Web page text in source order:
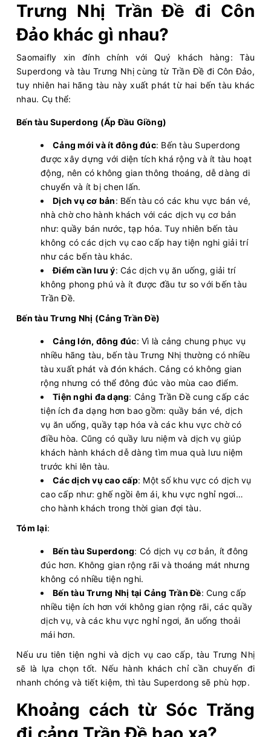
Trưng Nhị Trần Đề đi Côn
Đảo khác gì nhau?
Saomaifly xin đính chính với Quý khách hàng: Tàu
Superdong và tàu Trưng Nhị cùng từ Trần Đề đi Côn Đảo,
tuy nhiên hai hãng tàu này xuất phát từ hai bến tàu khác
nhau. Cụ thể:
Bến tàu Superdong (Ấp Đầu Giồng)
Cảng mới và ít đông đúc: Bến tàu Superdong
được xây dựng với diện tích khá rộng và ít tàu hoạt
động, nên có không gian thông thoáng, dễ dàng di
chuyển và ít bị chen lấn.
Dịch vụ cơ bản: Bến tàu có các khu vực bán vé,
nhà chờ cho hành khách với các dịch vụ cơ bản
như: quầy bán nước, tạp hóa. Tuy nhiên bến tàu
không có các dịch vụ cao cấp hay tiện nghi giải trí
như các bến tàu khác.
Điểm cần lưu ý: Các dịch vụ ăn uống, giải trí
không phong phú và ít được đầu tư so với bến tàu
Trần Đề.
Bến tàu Trưng Nhị (Cảng Trần Đề)
Cảng lớn, đông đúc: Vì là cảng chung phục vụ
nhiều hãng tàu, bến tàu Trưng Nhị thường có nhiều
tàu xuất phát và đón khách. Cảng có không gian
rộng nhưng có thể đông đúc vào mùa cao điểm.
Tiện nghi đa dạng: Cảng Trần Đề cung cấp các
tiện ích đa dạng hơn bao gồm: quầy bán vé, dịch
vụ ăn uống, quầy tạp hóa và các khu vực chờ có
điều hòa. Cũng có quầy lưu niệm và dịch vụ giúp
khách hành khách dễ dàng tìm mua quà lưu niệm
trước khi lên tàu.
Các dịch vụ cao cấp: Một số khu vực có dịch vụ
cao cấp như: ghế ngồi êm ái, khu vực nghỉ ngơi…
cho hành khách trong thời gian đợi tàu.
Tóm lại:
Bến tàu Superdong: Có dịch vụ cơ bản, ít đông
đúc hơn. Không gian rộng rãi và thoáng mát nhưng
không có nhiều tiện nghi.
Bến tàu Trưng Nhị tại Cảng Trần Đề: Cung cấp
nhiều tiện ích hơn với không gian rộng rãi, các quầy
dịch vụ, và các khu vực nghỉ ngơi, ăn uống thoải
mái hơn.
Nếu ưu tiên tiện nghi và dịch vụ cao cấp, tàu Trưng Nhị
sẽ là lựa chọn tốt. Nếu hành khách chỉ cần chuyến đi
nhanh chóng và tiết kiệm, thì tàu Superdong sẽ phù hợp.
Khoảng cách từ Sóc Trăng